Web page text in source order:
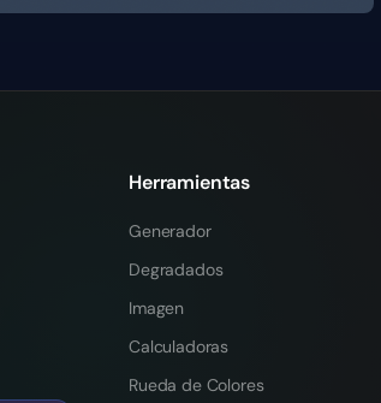
Herramientas
Generador
Degradados
Imagen
Calculadoras
Rueda de Colores